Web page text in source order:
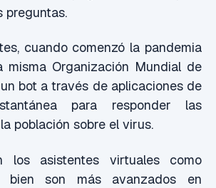
preguntas.
cuando comenzó la pandemia
misma Organización Mundial de
bot a través de aplicaciones de
para responder las
población sobre el virus.
los asistentes virtuales como
bien son más avanzados en